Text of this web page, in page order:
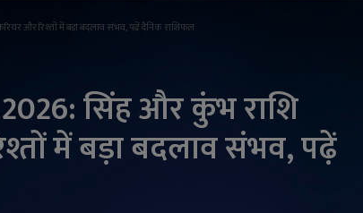
और रिश्तों में बड़ा बदलाव संभव, पढ़ें दैनिक राशिफल
सिंह और कुंभ राशि
में बड़ा बदलाव संभव, पढ़ें